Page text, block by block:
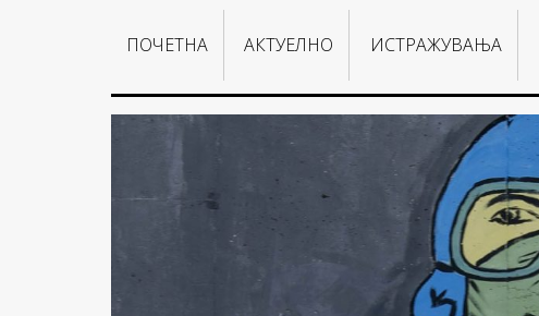
ПОЧЕТНА АКТУЕЛНО ИСТРАЖУВАЊA